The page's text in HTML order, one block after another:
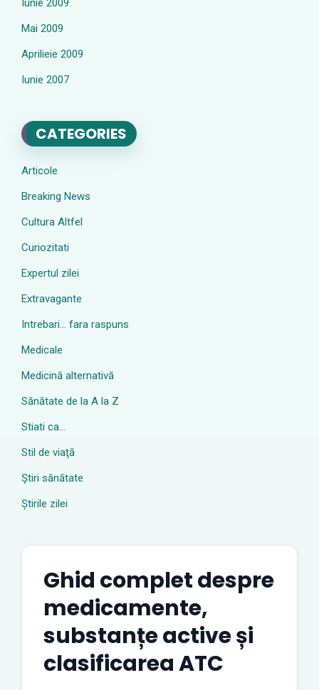
Iunie 2009
Mai 2009
Aprilieie 2009
Iunie 2007
CATEGORIES
Articole
Breaking News
Cultura Altfel
Curiozitati
Expertul zilei
Extravagante
Intrebari… fara raspuns
Medicale
Medicină alternativă
Sănătate de la A la Z
Stiati ca…
Stil de viaţă
Ştiri sănătate
Știrile zilei
Ghid complet despre
medicamente,
substanțe active și
clasificarea ATC